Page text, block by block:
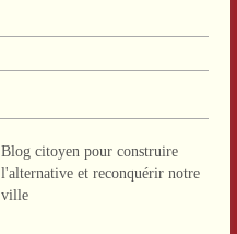
Blog citoyen pour construire
l'alternative et reconquérir notre
ville